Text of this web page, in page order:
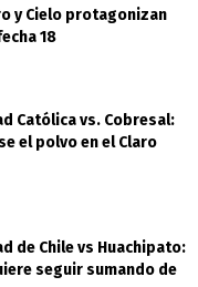
y Cielo protagonizan
18
Católica vs. Cobresal:
el polvo en el Claro
de Chile vs Huachipato:
seguir sumando de